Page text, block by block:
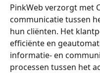
PinkWeb verzorgt met
communicatie tussen
hun cliënten. Het
efficiënte en
informatie- en
processen tussen het